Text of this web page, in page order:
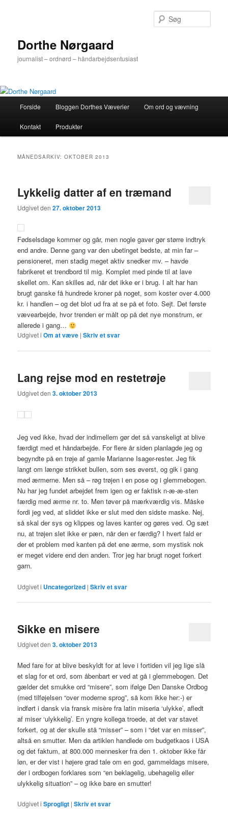
Dorthe Nørgaard
journalist – ordnørd – håndarbejdsentusiast
Forside Bloggen Dorthes Væverier Om ord og vævning
Kontakt Produkter
MÅNEDSARKIV:OKTOBER 2013
Lykkelig datter af en træmand
Udgivet den27. oktober 2013
Fødselsdage kommer og går, men nogle gaver gør større indtryk
end andre. Denne gang var den ubetinget bedste, at min far –
pensioneret, men stadig meget aktiv snedker mv. – havde
fabrikeret et trendbord til mig. Komplet med pinde til at lave
skellet om. Kan skilles ad, når det ikke er i brug. I alt har han
brugt ganske få hundrede kroner på noget, som koster over 4.000
kr. i handlen – og det blot ud fra at se på et foto. Sejt. Det første
vævearbejde, hvor trenden er målt op på det nye monstrum, er
allerede i gang…
Udgivet i Om at væve |Skriv et svar
Lang rejse mod en restetrøje
Udgivet den3. oktober 2013
Jeg ved ikke, hvad der indimellem gør det så vanskeligt at blive
færdigt med et håndarbejde. For flere år siden planlagde jeg og
begyndte på en trøje af gamle Marianne Isager-rester. Jeg fik
langt om længe strikket bullen, som ses øverst, og gik i gang
med ærmerne. Men så – røg trøjen i en pose og i glemmebogen.
Nu har jeg fundet arbejdet frem igen og er faktisk n-æ-æ-sten
færdig med ærme nr. to. Men tøver på mærkværdig vis. Måske
fordi jeg ved, at sliddet ikke er slut med den sidste maske. Nej,
så skal der sys og klippes og laves kanter og gøres ved. Og sæt
nu, at trøjen slet ikke er pæn, når den er færdig? I hvert fald er
der et problem med kanten på det ene ærme, som mystisk nok
er meget videre end den anden. Tror jeg har brugt noget forkert
garn.
Udgivet i Uncategorized |Skriv et svar
Sikke en misere
Udgivet den3. oktober 2013
Med fare for at blive beskyldt for at leve i fortiden vil jeg lige slå
et slag for et ord, som åbenbart er ved at gå i glemmebogen. Det
gælder det smukke ord “misere”, som ifølge Den Danske Ordbog
(med tilføjelsen “over moderne sprog”, så kom ikke her:-) er
indført i dansk via fransk misère fra latin miseria ‘ulykke’, afledt
af miser ‘ulykkelig’. En yngre kollega troede, at det var stavet
forkert, og at der skulle stå “misser” – som i “det var en misser”,
altså en smutter. Men da artiklen handlede om budgetkaos i USA
og det faktum, at 800.000 mennesker fra den 1. oktober ikke får
løn, er der vist i højere grad tale om en god, gammeldags misere,
der i ordbogen forklares som “en beklagelig, ubehagelig eller
ulykkelig situation” – og ikke bare en smutter!
Udgivet i Sprogligt |Skriv et svar